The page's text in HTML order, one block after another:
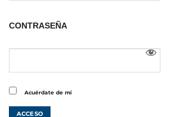
CONTRASEÑA
Acuérdate de mí